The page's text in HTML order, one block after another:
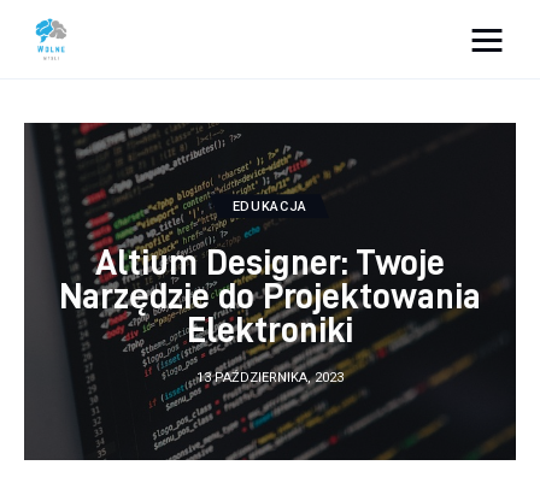
Lifestyle
Biznes
Dom i ogród
Uroda
Zdrowie
Więcej
EDUKACJA
Altium Designer: Twoje
Narzędzie do Projektowania
Elektroniki
13 PAŹDZIERNIKA, 2023